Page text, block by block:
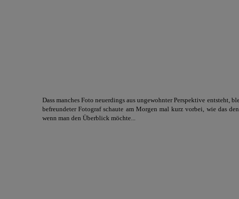
Dass manches Foto neuerdings aus ungewohnter Perspektive entsteht,
befreundeter Fotograf schaute am Morgen mal kurz vorbei, wie das
wenn man den Überblick möchte...